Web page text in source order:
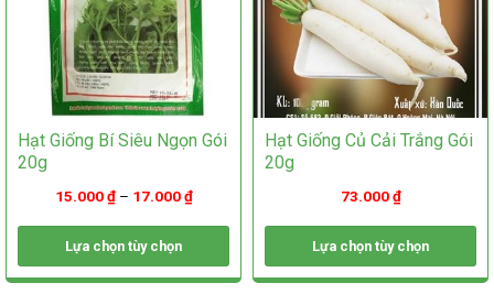
sản
phẩm
phẩm
Hạt Giống Bí Siêu Ngọn Gói
20g
15.000₫– 17.000₫
Lựa chọn tùy chọn
Sản
Hạt Giống Củ Cải Trắng Gói
20g
73.000₫
Lựa chọn tùy chọn
Sản